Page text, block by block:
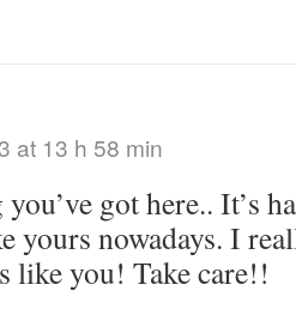
at 13 h 58 min
got here.. It’s
yours nowadays. I
like you! Take care!!